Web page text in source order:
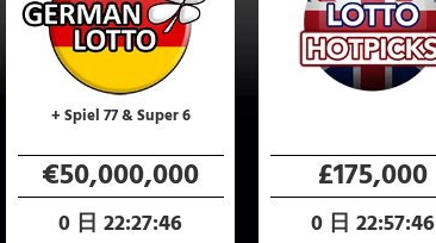
+ Spiel 77 & Super 6
€50,000,000
0 日 22:27:45
£175,000
0 日 22:57:45